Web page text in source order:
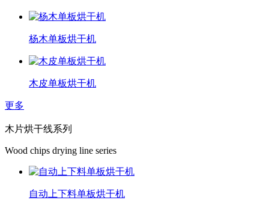
杨木单板烘干机
木皮单板烘干机
更多
木片烘干线系列
Wood chips drying line series
自动上下料单板烘干机